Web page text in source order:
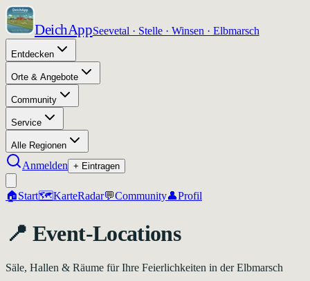
DeichAppSeevetal · Stelle · Winsen · Elbmarsch
Entdecken
Orte & Angebote
Community
Service
Alle Regionen
Anmelden + Eintragen
🏠Start🗺️KarteRadar💬Community👤Profil
📍 Event-Locations
Säle, Hallen & Räume für Ihre Feierlichkeiten in der Elbmarsch